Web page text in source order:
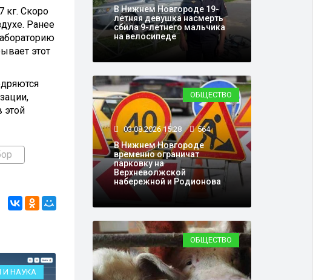
кг. Скоро
Ранее
этот
этой
И НАУКА
В Нижнем Новгороде 19-
летняя девушка насмерть
сбила 9-летнего мальчика
на велосипеде
ОБЩЕСТВО
03.08.2026 15:28 564
В Нижнем Новгороде
временно ограничат
парковку на
Верхневолжской
набережной и Родионова
ОБЩЕСТВО